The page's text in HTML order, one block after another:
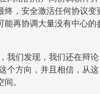
终，安全激活任何协议变
能再协调大量没有中心的
我们发现，我们还在辩论
个方向，并且相信，从这
。